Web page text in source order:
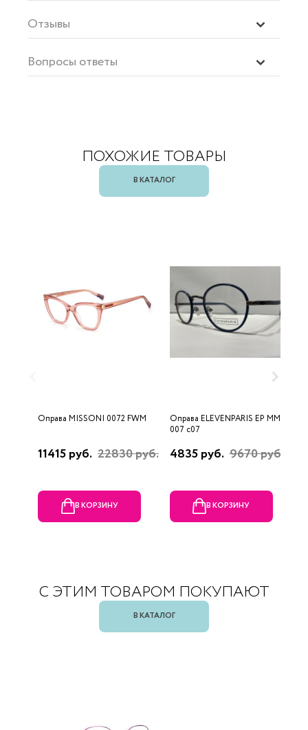
Отзывы
Вопросы ответы
ПОХОЖИЕ ТОВАРЫ
В КАТАЛОГ
Оправа MISSONI 0072 FWM
11415 руб. 22830 руб.
В КОРЗИНУ
Оправа ELEVENPARIS EP MM
007 c07
4835 руб. 9670 руб.
В КОРЗИНУ
С ЭТИМ ТОВАРОМ ПОКУПАЮТ
В КАТАЛОГ